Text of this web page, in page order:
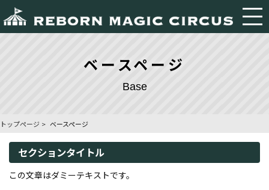
ベースページ
Base
トップページ ベースページ
セクションタイトル
この文章はダミーテキストです。